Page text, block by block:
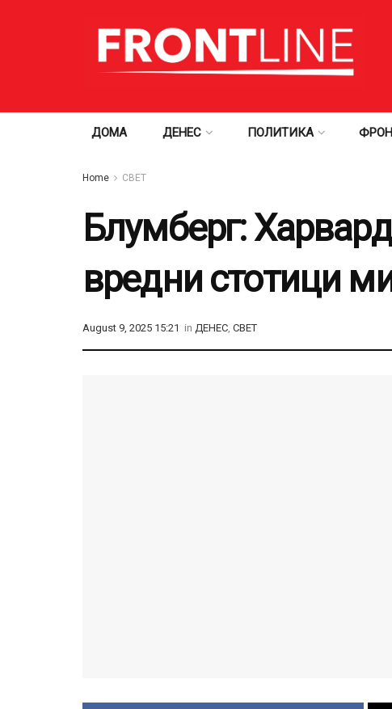
ДОМА ДЕНЕС ПОЛИТИКА
Home СВЕТ
Блумберг:
вредни стотици
August 9, 2025 15:21 in ДЕНЕС, СВЕТ